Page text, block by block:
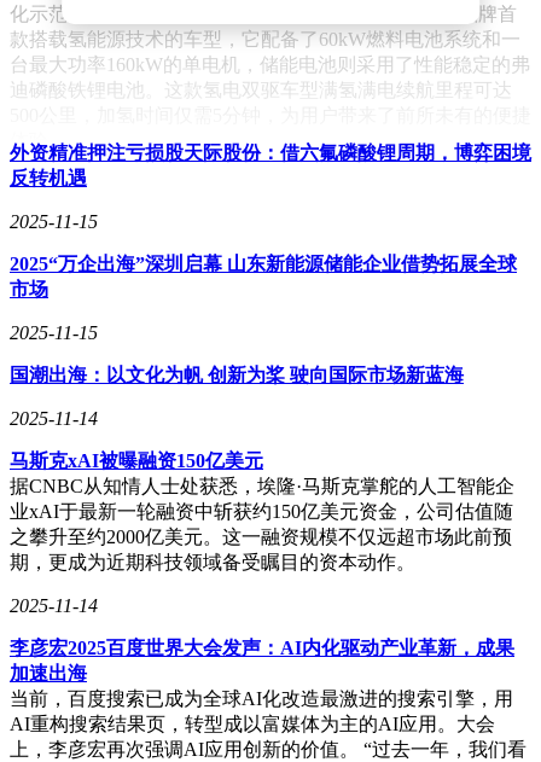
化示范运营。这款售价高达99.88万元的车型，是启辰品牌首
款搭载氢能源技术的车型，它配备了60kW燃料电池系统和一
台最大功率160kW的单电机，储能电池则采用了性能稳定的弗
迪磷酸铁锂电池。这款氢电双驱车型满氢满电续航里程可达
体验。
东风汽车还积极参与氢能重卡高速示范线的建设。去年，由东
风汽车助力打造的国内首条氢能重卡高速示范线成功落成，这
其在氢能产业的未来发展奠定了坚实基础。
外资精准押注亏损股天际股份：借六氟磷酸锂周期，博弈困境
反转机遇
2025-11-15
2025“万企出海”深圳启幕 山东新能源储能企业借势拓展全球
市场
2025-11-15
国潮出海：以文化为帆 创新为桨 驶向国际市场新蓝海
2025-11-14
马斯克xAI被曝融资150亿美元
据CNBC从知情人士处获悉，埃隆·马斯克掌舵的人工智能企
业xAI于最新一轮融资中斩获约150亿美元资金，公司估值随
之攀升至约2000亿美元。这一融资规模不仅远超市场此前预
期，更成为近期科技领域备受瞩目的资本动作。
2025-11-14
李彦宏2025百度世界大会发声：AI内化驱动产业革新，成果
加速出海
当前，百度搜索已成为全球AI化改造最激进的搜索引擎，用
AI重构搜索结果页，转型成以富媒体为主的AI应用。大会
上，李彦宏再次强调AI应用创新的价值。 “过去一年，我们看